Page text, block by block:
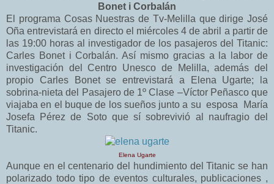
Bonet i Corbalán
El programa Cosas Nuestras de Tv-Melilla que dirige José
Oña entrevistará en directo el miércoles 4 de abril a partir de
las 19:00 horas al investigador de los pasajeros del Titanic:
Carles Bonet i Corbalán. Así mismo gracias a la labor de
investigación del Centro Unesco de Melilla, además del
propio Carles Bonet se entrevistará a Elena Ugarte; la
sobrina-nieta del Pasajero de 1º Clase –Víctor Peñasco que
viajaba en el buque de los sueños junto a su esposa María
Josefa Pérez de Soto que sí sobrevivió al naufragio del
Titanic.
Elena Ugarte
Aunque en el centenario del hundimiento del Titanic se han
polarizado todo tipo de eventos culturales, publicaciones ,